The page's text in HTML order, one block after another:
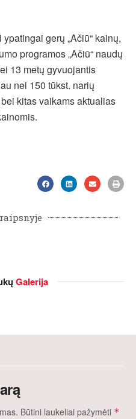
gerų „Ačiū“ kainų,
programos „Ačiū“ naudų
13 metų gyvuojantis
nei 150 tūkst. narių
kitas vaikams aktualias
Galerija
Būtini laukeliai pažymėti *